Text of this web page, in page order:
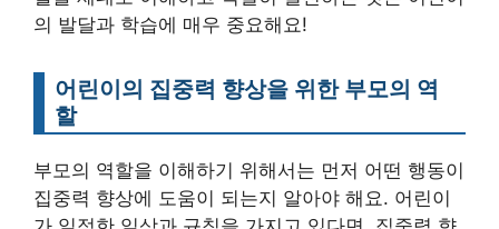
의 발달과 학습에 매우 중요해요!
어린이의 집중력 향상을 위한 부모의 역
할
부모의 역할을 이해하기 위해서는 먼저 어떤 행동이
집중력 향상에 도움이 되는지 알아야 해요. 어린이